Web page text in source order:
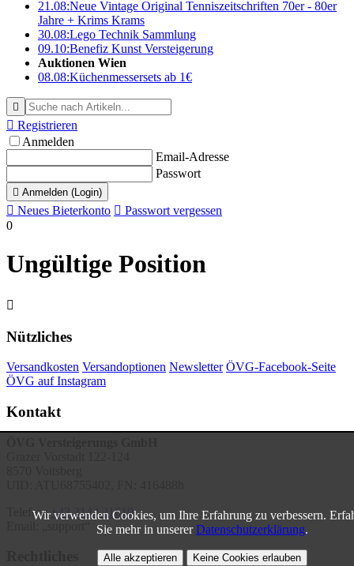
21.08:Neue Vintage Original Tenniszeitschriften 70er - 80er
Jahre + Krims Krams
30.08:Lego Technik Sammlung
09.10:Benefiz Kunst Versteigerung
Auktionen Wien
08.08:Küchenmessersets ab 1€

 Registrieren
Anmelden
Email-Adresse
Passwort
 Anmelden (Login)
 Neues Bieterkonto  Passwort vergessen
Wir verwenden Cookies, um Ihre Erfahrung zu verbessern.
Sie mehr in unsererDatenschutzerklärung.
Alle akzeptieren Keine Cookies erlauben
0
Ungültige Position

Nützliches
Versandkosten Versandoptionen Newsletter ÖVG-Facebook-Seite
ÖVG auf Instagram
Kontakt
Telefon:+43 3142 21610